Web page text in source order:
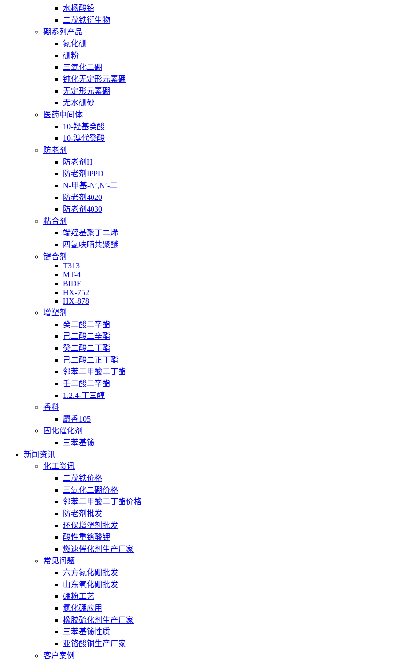
水杨酸铅
二茂铁衍生物
硼系列产品
氮化硼
硼粉
三氧化二硼
钝化无定形元素硼
无定形元素硼
无水硼砂
医药中间体
10-羟基癸酸
10-溴代癸酸
防老剂
防老剂H
防老剂IPPD
N-甲基-N′,N′-二
防老剂4020
防老剂4030
粘合剂
端羟基聚丁二烯
四氢呋喃共聚醚
键合剂
T313
MT-4
BIDE
HX-752
HX-878
增塑剂
癸二酸二辛酯
己二酸二辛酯
癸二酸二丁酯
己二酸二正丁酯
邻苯二甲酸二丁酯
壬二酸二辛酯
1.2.4-丁三醇
香料
麝香105
固化催化剂
三苯基铋
新闻资讯
化工资讯
二茂铁价格
三氧化二硼价格
邻苯二甲酸二丁酯价格
防老剂批发
环保增塑剂批发
酸性重铬酸钾
燃速催化剂生产厂家
常见问题
六方氮化硼批发
山东氧化硼批发
硼粉工艺
氮化硼应用
橡胶硫化剂生产厂家
三苯基铋性质
亚铬酸铜生产厂家
客户案例